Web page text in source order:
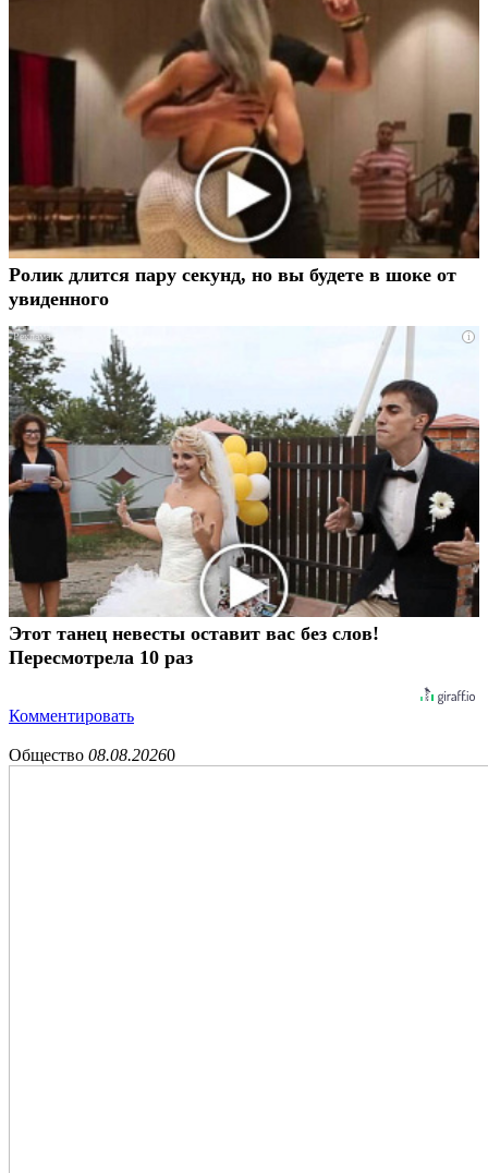
Ролик длится пару секунд, но вы будете в шоке от
увиденного
i
Этот танец невесты оставит вас без слов!
Пересмотрела 10 раз
Комментировать
Общество 08.08.20260